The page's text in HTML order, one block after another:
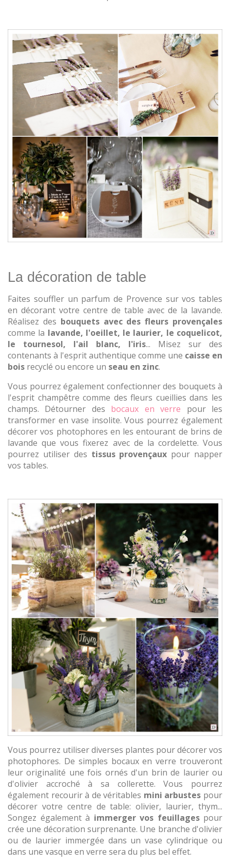
La décoration de table
Faites souffler un parfum de Provence sur vos tables
en décorant votre centre de table avec de la lavande.
Réalisez des bouquets avec des fleurs provençales
comme la lavande, l'oeillet, le laurier, le coquelicot,
le tournesol, l'ail blanc, l'iris... Misez sur des
contenants à l'esprit authentique comme une caisse en
bois recyclé ou encore un seau en zinc.
Vous pourrez également confectionner des bouquets à
l'esprit champêtre comme des fleurs cueillies dans les
champs. Détourner des bocaux en verre pour les
transformer en vase insolite. Vous pourrez également
décorer vos photophores en les entourant de brins de
lavande que vous fixerez avec de la cordelette. Vous
pourrez utiliser des tissus provençaux pour napper
vos tables.
Vous pourrez utiliser diverses plantes pour décorer vos
photophores. De simples bocaux en verre trouveront
leur originalité une fois ornés d'un brin de laurier ou
d'olivier accroché à sa collerette. Vous pourrez
également recourir à de véritables mini arbustes pour
décorer votre centre de table: olivier, laurier, thym...
Songez également à immerger vos feuillagespour
crée une décoration surprenante. Une branche d'olivier
ou de laurier immergée dans un vase cylindrique ou
dans une vasque en verre sera du plus bel effet.